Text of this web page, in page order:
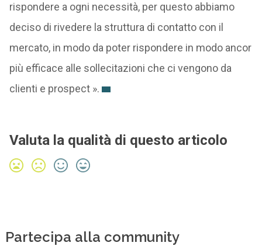
rispondere a ogni necessità, per questo abbiamo
deciso di rivedere la struttura di contatto con il
mercato, in modo da poter rispondere in modo ancor
più efficace alle sollecitazioni che ci vengono da
clienti e prospect ».
Valuta la qualità di questo articolo
Partecipa alla community